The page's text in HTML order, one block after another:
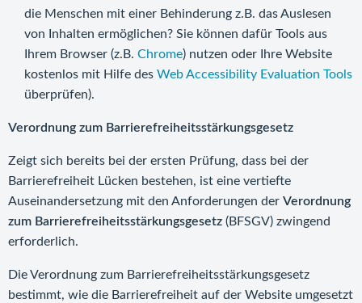
die Menschen mit einer Behinderung z.B. das Auslesen
von Inhalten ermöglichen? Sie können dafür Tools aus
Ihrem Browser (z.B. Chrome) nutzen oder Ihre Website
kostenlos mit Hilfe des Web Accessibility Evaluation Tools
überprüfen).
Verordnung zum Barrierefreiheitsstärkungsgesetz
Zeigt sich bereits bei der ersten Prüfung, dass bei der
Barrierefreiheit Lücken bestehen, ist eine vertiefte
Auseinandersetzung mit den Anforderungen der Verordnung
zum Barrierefreiheitsstärkungsgesetz (BFSGV) zwingend
erforderlich.
Die Verordnung zum Barrierefreiheitsstärkungsgesetz
bestimmt, wie die Barrierefreiheit auf der Website umgesetzt